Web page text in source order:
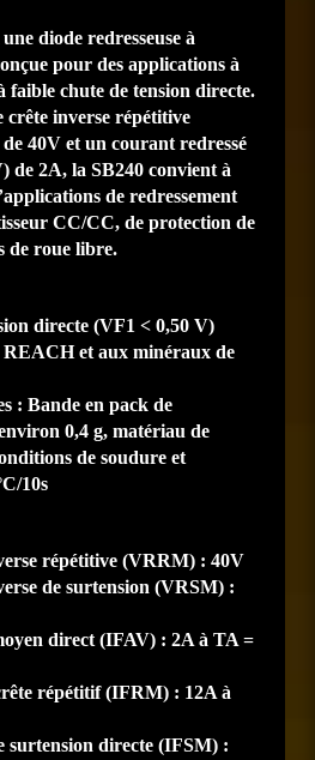
diode redresseuse à
pour des applications à
faible chute de tension directe.
crête inverse répétitive
40V et un courant redressé
de 2A, la SB240 convient à
de redressement
CC/CC, de protection de
de roue libre.
directe (VF1 < 0,50 V)
et aux minéraux de
: Bande en pack de
0,4 g, matériau de
de soudure et
10s
répétitive (VRRM) : 40V
de surtension (VRSM) :
direct (IFAV) : 2A à TA =
répétitif (IFRM) : 12A à
surtension directe (IFSM) :